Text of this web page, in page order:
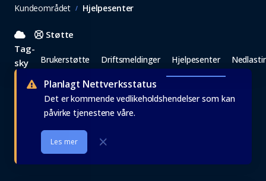
Kundeområdet Hjelpesenter
Tag-
sky
Støtte
Brukerstøtte Driftsmeldinger Hjelpesenter
Planlagt Nettverksstatus
Det er kommende vedlikeholdshendelser som kan
påvirke tjenestene våre.
Les mer